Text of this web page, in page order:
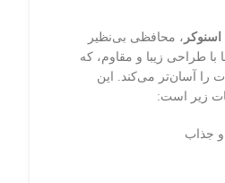
، محافظی بی‌نظیر
طراحی زیبا و مقاوم، که
را آسان‌تر می‌کند. این
زیر است:
جذاب